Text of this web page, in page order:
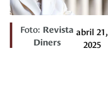
Foto: Revista
Diners
abril 21,
2025